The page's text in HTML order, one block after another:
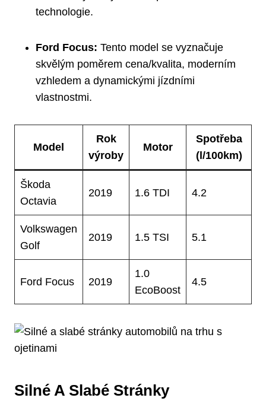
technologie.
Ford Focus: ⁢Tento model ⁣se⁤ vyznačuje
‍skvělým‌ poměrem cena/kvalita, moderním
vzhledem a dynamickými jízdními
vlastnostmi.
Model
Rok
výroby
Motor
Spotřeba
⁤(l/100km)
Škoda
Octavia
2019 1.6 ⁢TDI 4.2
Volkswagen
​Golf
2019 1.5 TSI 5.1
Ford Focus 2019
1.0
EcoBoost
4.5
Silné A Slabé ​stránky